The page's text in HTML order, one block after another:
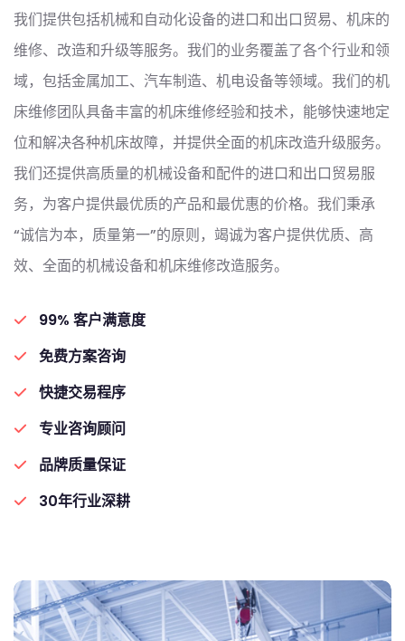
我们提供包括机械和自动化设备的进口和出口贸易、机床的
维修、改造和升级等服务。我们的业务覆盖了各个行业和领
域，包括金属加工、汽车制造、机电设备等领域。我们的机
床维修团队具备丰富的机床维修经验和技术，能够快速地定
位和解决各种机床故障，并提供全面的机床改造升级服务。
我们还提供高质量的机械设备和配件的进口和出口贸易服
务，为客户提供最优质的产品和最优惠的价格。我们秉承
“诚信为本，质量第一”的原则，竭诚为客户提供优质、高
效、全面的机械设备和机床维修改造服务。
99% 客户满意度
免费方案咨询
快捷交易程序
专业咨询顾问
品牌质量保证
30年行业深耕